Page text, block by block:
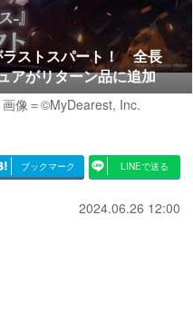
ラストスパート！ 全長
アがリターン品に追加
像＝©MyDearest, Inc.
ブックマーク LINEで送る
2024.06.26 12:00